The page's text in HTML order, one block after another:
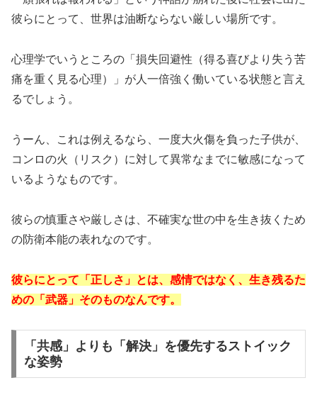
彼らにとって、世界は油断ならない厳しい場所です。
心理学でいうところの「損失回避性（得る喜びより失う苦
痛を重く見る心理）」が人一倍強く働いている状態と言え
るでしょう。
うーん、これは例えるなら、一度大火傷を負った子供が、
コンロの火（リスク）に対して異常なまでに敏感になって
いるようなものです。
彼らの慎重さや厳しさは、不確実な世の中を生き抜くため
の防衛本能の表れなのです。
彼らにとって「正しさ」とは、感情ではなく、生き残るた
めの「武器」そのものなんです。
「共感」よりも「解決」を優先するストイック
な姿勢